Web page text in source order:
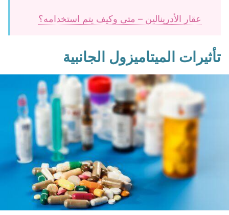
عقار الأدرينالين – متى وكيف يتم استخدامه؟
تأثيرات الميتاميزول الجانبية